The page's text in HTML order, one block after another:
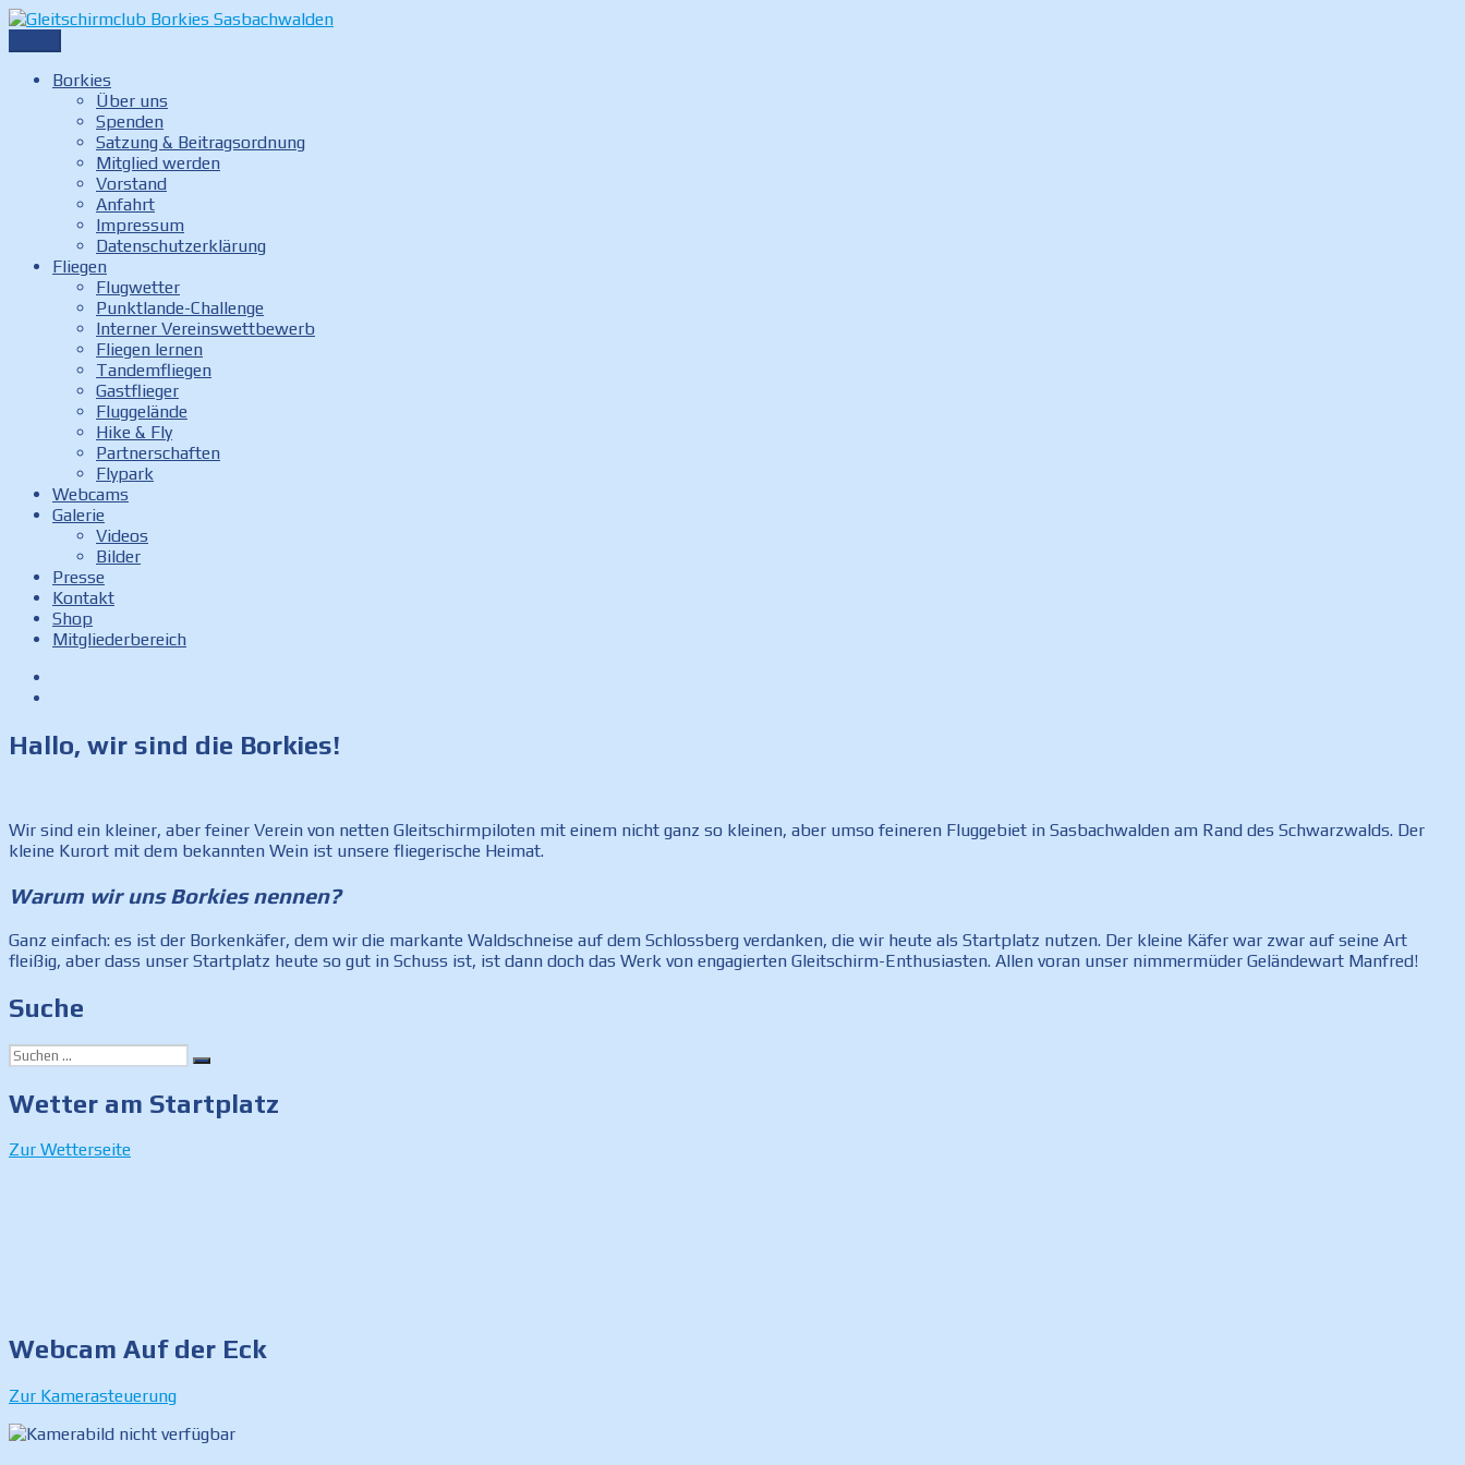
Zum
springen
Gleitschirmclub Borkies Sasbachwalden
Internetauftritt des Gleitschirmclubs Borkies in Sasbachwalden
Borkies
Über uns
Spenden
Satzung & Beitragsordnung
Mitglied werden
Vorstand
Anfahrt
Impressum
Datenschutzerklärung
Fliegen
Flugwetter
Punktlande-Challenge
Interner Vereinswettbewerb
Fliegen lernen
Tandemfliegen
Gastflieger
Fluggelände
Hike & Fly
Partnerschaften
Flypark
Webcams
Galerie
Videos
Bilder
Presse
Kontakt
Shop
Mitgliederbereich
Hallo, wir sind die Borkies!
Wir sind ein kleiner, aber feiner Verein von netten Gleitschirmpiloten mit einem nicht ganz so kleinen, aber umso feineren Fluggebiet in Sasbachwalden am Rand des Schwarzwalds. Der
kleine Kurort mit dem bekannten Wein ist unsere fliegerische Heimat.
Warum wir uns Borkies nennen?
Ganz einfach: es ist der Borkenkäfer, dem wir die markante Waldschneise auf dem Schlossberg verdanken, die wir heute als Startplatz nutzen. Der kleine Käfer war zwar auf seine Art
fleißig, aber dass unser Startplatz heute so gut in Schuss ist, ist dann doch das Werk von engagierten Gleitschirm-Enthusiasten. Allen voran unser nimmermüder Geländewart Manfred!
Suche
Suchen
nach:
Suchen
Wetter am Startplatz
Zur Wetterseite
Webcam Auf der Eck
Zur Kamerasteuerung